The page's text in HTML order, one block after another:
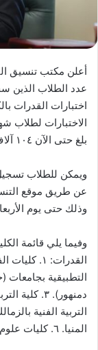
أعلن مكتب تنسيق
عدد الطلاب الذين
اختبارات القدرات
بلغ حتى الآن ١٠٤ آلاف طالب وطالبة.
ويمكن للطلاب تسجيل
عن طريق موقع
وذلك حتى يوم الأربعاء
وفيما يلي قائمة
التطبيقية
المنيا. ٦. كليات علوم الرياضة